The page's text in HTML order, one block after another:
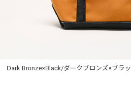
Dark Bronze×Black/ダークブロンズ×ブラ